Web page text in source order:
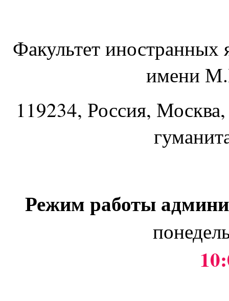
Факультет
имени
119234, Россия,
Режим работы